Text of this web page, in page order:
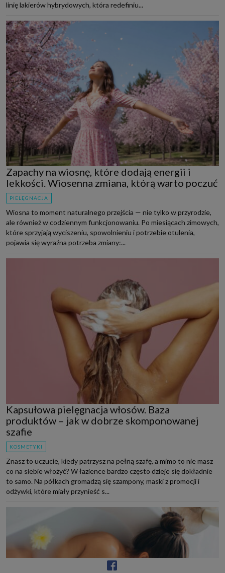
linię lakierów hybrydowych, która redefiniu...
Zapachy na wiosnę, które dodają energii i
lekkości. Wiosenna zmiana, którą warto poczuć
PIELĘGNACJA
Wiosna to moment naturalnego przejścia — nie tylko w przyrodzie,
ale również w codziennym funkcjonowaniu. Po miesiącach zimowych,
które sprzyjają wyciszeniu, spowolnieniu i potrzebie otulenia,
pojawia się wyraźna potrzeba zmiany:...
Kapsułowa pielęgnacja włosów. Baza
produktów – jak w dobrze skomponowanej
szafie
KOSMETYKI
Znasz to uczucie, kiedy patrzysz na pełną szafę, a mimo to nie masz
co na siebie włożyć? W łazience bardzo często dzieje się dokładnie
to samo. Na półkach gromadzą się szampony, maski z promocji i
odżywki, które miały przynieść s...